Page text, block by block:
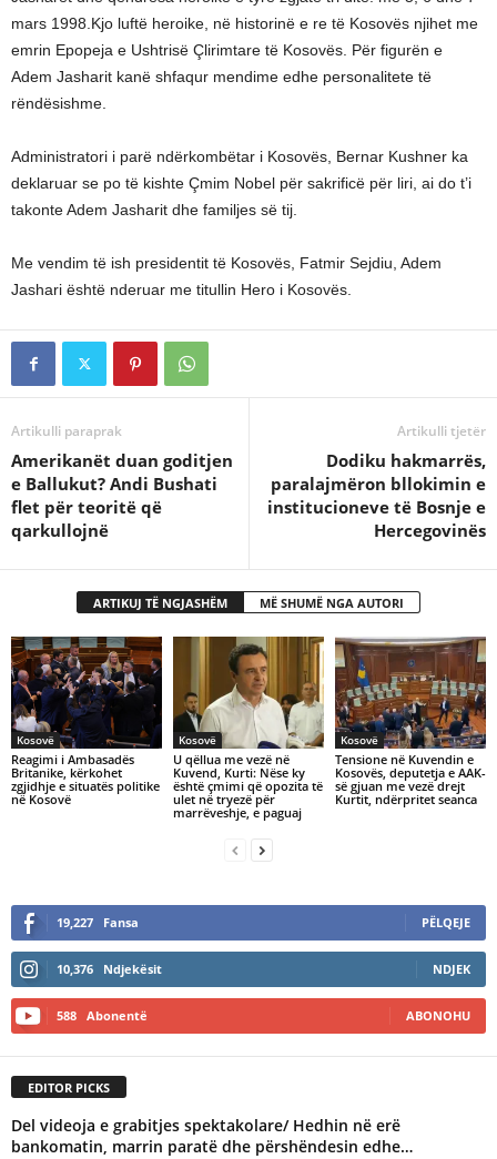
mars 1998.Kjo luftë heroike, në historinë e re të Kosovës njihet me
emrin Epopeja e Ushtrisë Çlirimtare të Kosovës. Për figurën e
Adem Jasharit kanë shfaqur mendime edhe personalitete të
rëndësishme.
Administratori i parë ndërkombëtar i Kosovës, Bernar Kushner ka
deklaruar se po të kishte Çmim Nobel për sakrificë për liri, ai do t’i
takonte Adem Jasharit dhe familjes së tij.
Me vendim të ish presidentit të Kosovës, Fatmir Sejdiu, Adem
Jashari është nderuar me titullin Hero i Kosovës.
Artikulli paraprak
Amerikanët duan goditjen
e Ballukut? Andi Bushati
flet për teoritë që
qarkullojnë
Artikulli tjetër
Dodiku hakmarrës,
paralajmëron bllokimin e
institucioneve të Bosnje e
Hercegovinës
ARTIKUJ TË NGJASHËM MË SHUMË NGA AUTORI
Kosovë
​Reagimi i Ambasadës
Britanike, kërkohet
zgjidhje e situatës politike
në Kosovë
Kosovë
U qëllua me vezë në
Kuvend, Kurti: Nëse ky
është çmimi që opozita të
ulet në tryezë për
marrëveshje, e paguaj
Kosovë
Tensione në Kuvendin e
Kosovës, deputetja e AAK-
së gjuan me vezë drejt
Kurtit, ndërpritet seanca
19,227 Fansa PËLQEJE
10,376 Ndjekësit NDJEK
588 Abonentë ABONOHU
EDITOR PICKS
Del videoja e grabitjes spektakolare/ Hedhin në erë
bankomatin, marrin paratë dhe përshëndesin edhe…